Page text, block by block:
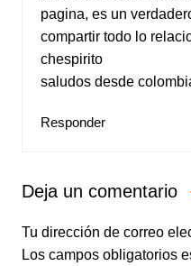
pagina, es un
compartir todo lo
chespirito
saludos desde
Responder
Deja un comentario
Tu dirección de correo
Los campos obligatorios